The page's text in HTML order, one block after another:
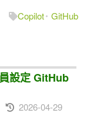
Copilot GitHub
設定 GitHub
2026-04-29